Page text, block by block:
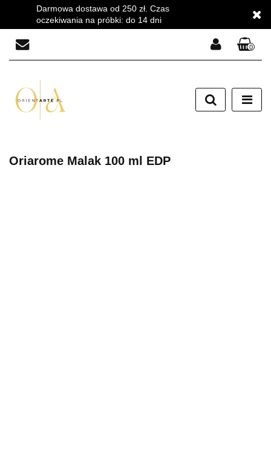
Darmowa dostawa od 250 zł. Czas
oczekiwania na próbki: do 14 dni
Zarejestruj się
Dodaj zgłoszenie
0
Oriarome Malak 100 ml EDP